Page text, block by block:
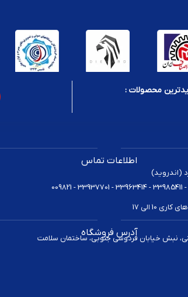
محصولات :
اطلاعات تماس
(اندروید)
10 الی 17
آدرس فروشگاه
نبش خیابان فردوسی جنوبی، ساختمان سلامت